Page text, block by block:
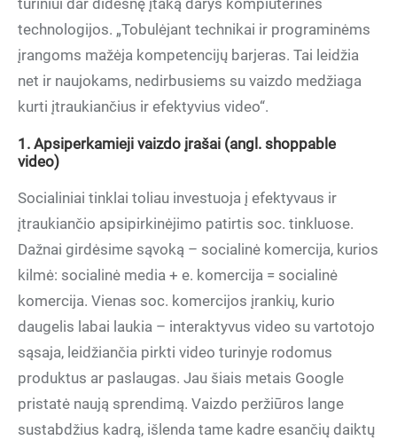
turiniui dar didesnę įtaką darys kompiuterinės
technologijos. „Tobulėjant technikai ir programinėms
įrangoms mažėja kompetencijų barjeras. Tai leidžia
net ir naujokams, nedirbusiems su vaizdo medžiaga
kurti įtraukiančius ir efektyvius video“.
1. Apsiperkamieji vaizdo įrašai (angl. shoppable
video)
Socialiniai tinklai toliau investuoja į efektyvaus ir
įtraukiančio apsipirkinėjimo patirtis soc. tinkluose.
Dažnai girdėsime sąvoką – socialinė komercija, kurios
kilmė: socialinė media + e. komercija = socialinė
komercija. Vienas soc. komercijos įrankių, kurio
daugelis labai laukia – interaktyvus video su vartotojo
sąsaja, leidžiančia pirkti video turinyje rodomus
produktus ar paslaugas. Jau šiais metais Google
pristatė naują sprendimą. Vaizdo peržiūros lange
sustabdžius kadrą, išlenda tame kadre esančių daiktų